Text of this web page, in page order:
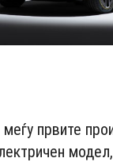
првите